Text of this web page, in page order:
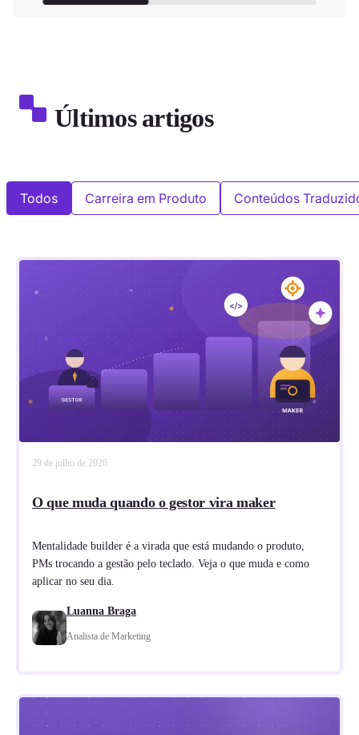
Últimos artigos
Todos Carreira em Produto Conteúdos
29 de julho de 2026
O que muda quando o gestor vira maker
Mentalidade builder é a virada que está mudando o produto,
PMs trocando a gestão pelo teclado. Veja o que muda e como
aplicar no seu dia.
Luanna Braga
Analista de Marketing